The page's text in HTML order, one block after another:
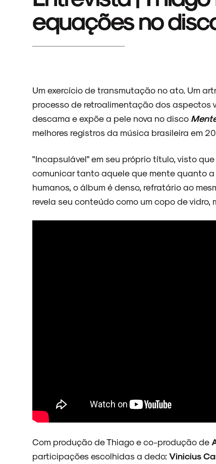
equações no
Um exercício de transmutação no ato. Um
processo de retroalimentação dos aspectos
descama e expõe a pele nova no disco
melhores registros da música brasileira em
"Incapsulável" em seu próprio título, visto
comunicar tanto aquele que mente quanto
humanos, o álbum é denso, refratário ao
revela seu conteúdo como um copo de vidro,
Com produção de Thiago e co-produção de
participações escolhidas a dedo: Vinicius